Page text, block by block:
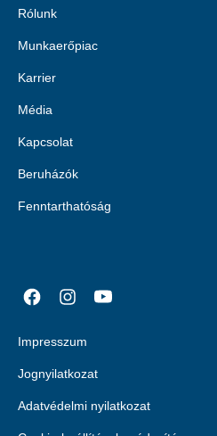
Rólunk
Munkaerőpiac
Karrier
Média
Kapcsolat
Beruházók
Fenntarthatóság
Impresszum
Jognyilatkozat
Adatvédelmi nyilatkozat